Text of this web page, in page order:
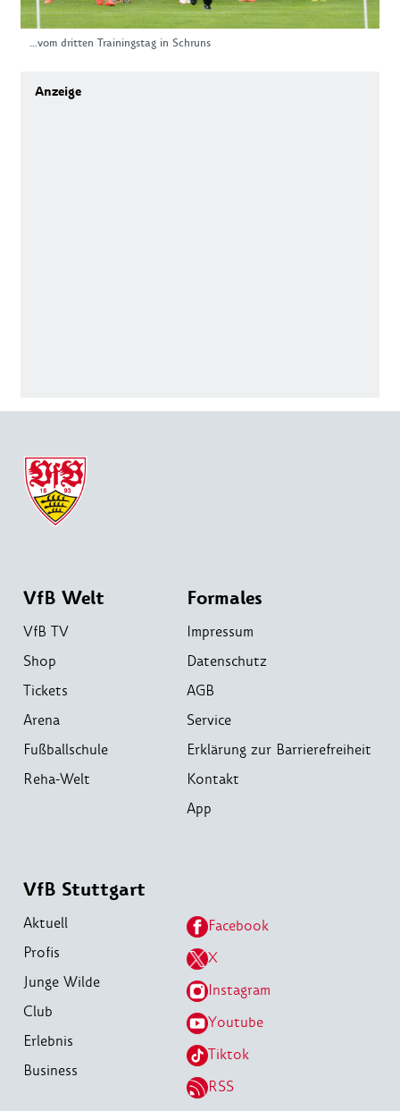
...vom dritten Trainingstag in Schruns
VfB Welt
VfB TV
Shop
Tickets
Arena
Fußballschule
Reha-Welt
Formales
Impressum
Datenschutz
AGB
Service
Erklärung zur Barrierefreiheit
Kontakt
App
VfB Stuttgart
Aktuell
Profis
Junge Wilde
Club
Erlebnis
Business
Facebook
X
Instagram
Youtube
Tiktok
RSS